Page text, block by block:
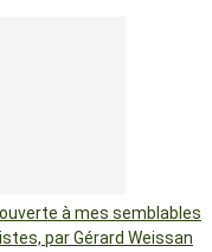
à mes semblables
par Gérard Weissan